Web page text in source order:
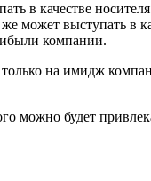
в качестве
может выступать в
компании.
на имидж
можно будет